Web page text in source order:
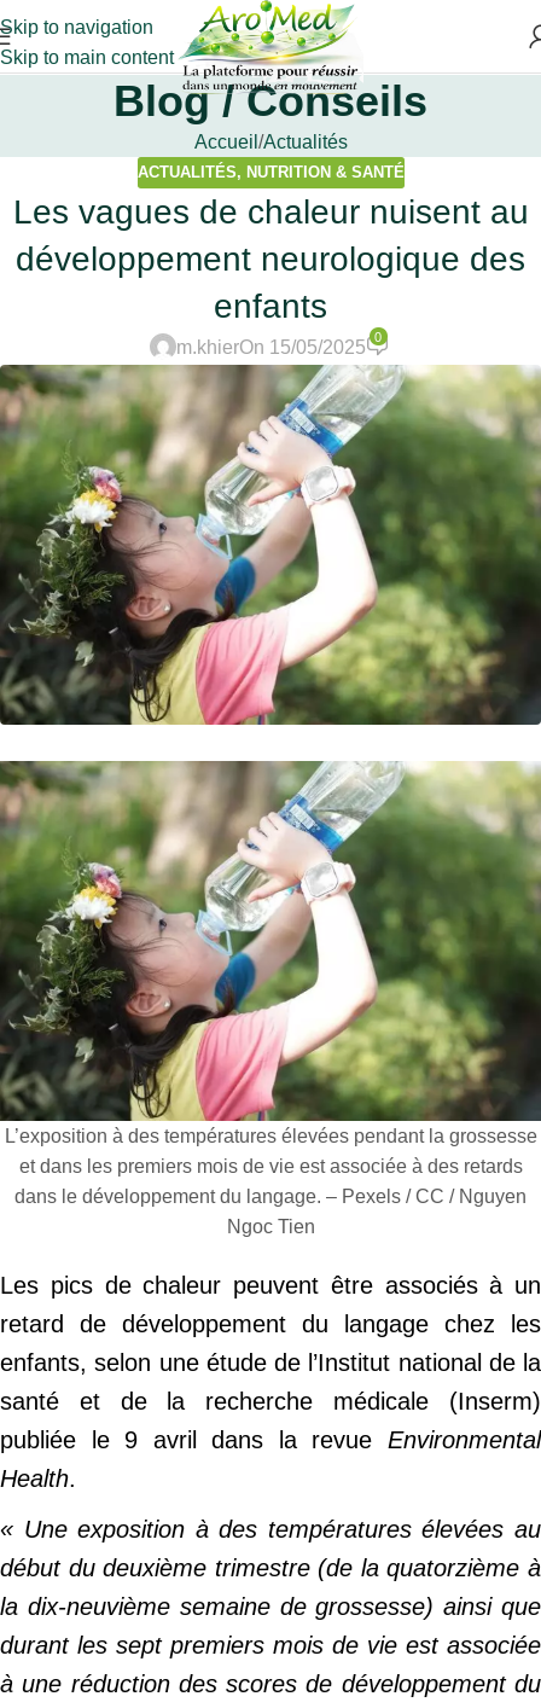
Skip to navigation
Skip to main content
Blog / Conseils
Accueil Actualités
ACTUALITÉS, NUTRITION & SANTÉ
Les vagues de chaleur nuisent au
développement neurologique des
enfants
m.khierOn 15/05/2025
0
L’exposition à des températures élevées pendant la grossesse
et dans les premiers mois de vie est associée à des retards
dans le développement du langage. – Pexels / CC / Nguyen
Ngoc Tien
Les pics de chaleur peuvent être associés à un
retard de développement du langage chez les
enfants, selon une étude de l’Institut national de la
santé et de la recherche médicale (Inserm)
publiée le 9 avril dans la revue Environmental
Health.
« Une exposition à des températures élevées au
début du deuxième trimestre (de la quatorzième à
la dix-neuvième semaine de grossesse) ainsi que
durant les sept premiers mois de vie est associée
à une réduction des scores de développement du